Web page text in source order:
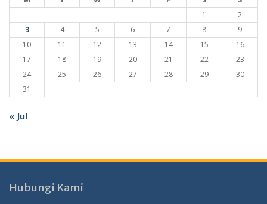
1
2
3
4 5 6 7 8
9
10
11 12 13 14 15
16
17
18 19 20 21 22
23
24
25 26 27 28 29
30
31
« Jul
Hubungi Kami